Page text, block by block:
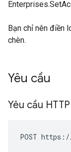
Bạn chỉ nên điền
chèn.
Yêu cầu
Yêu cầu HTTP
POST